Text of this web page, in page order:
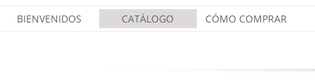
BIENVENIDOS CATÁLOGO CÓMO COMPRAR